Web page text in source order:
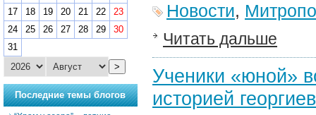
Новости,
Читать дальше
Ученики «юной»
историей
17
18 19 20 21 22
23
24
25 26 27 28 29
30
31
>
Последние темы блогов